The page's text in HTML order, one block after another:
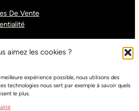
aimez les cookies ?
expérience possible, nous utilisons des
technologies nous sert par exemple à savoir quels
le plus.
De Vente